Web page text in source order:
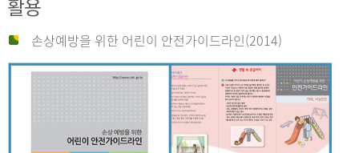
활용
손상예방을 위한 어린이 안전가이드라인(2014)